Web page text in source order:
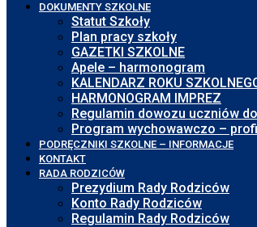
DOKUMENTY SZKOLNE
Statut Szkoły
Plan pracy szkoły
GAZETKI SZKOLNE
Apele – harmonogram
KALENDARZ ROKU
HARMONOGRAM IMPREZ
Regulamin dowozu uczniów
Program wychowawczo –
PODRĘCZNIKI SZKOLNE – INFORMACJE
KONTAKT
RADA RODZICÓW
Prezydium Rady Rodziców
Konto Rady Rodziców
Regulamin Rady Rodziców